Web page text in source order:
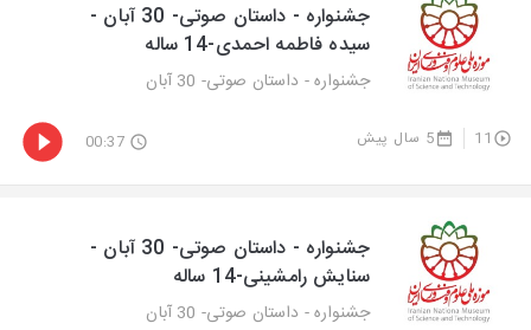
جشنواره - داستان صوتی- 30 آبان -
سیده فاطمه احمدی-14 ساله
جشنواره - داستان صوتی- 30 آبان
11 5 سال پیش 00:37
جشنواره - داستان صوتی- 30 آبان -
سنایش رامشینی-14 ساله
جشنواره - داستان صوتی- 30 آبان